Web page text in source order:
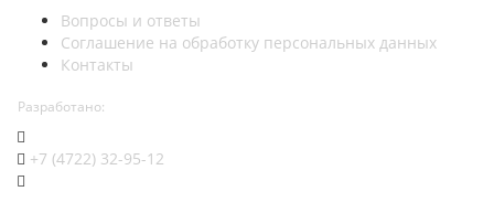
Вопросы и ответы
Соглашение на обработку персональных данных
Контакты
Разработано:
+7 (4722) 32-95-12